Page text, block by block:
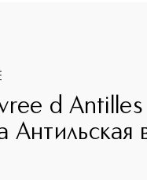
d Antilles
Антильская